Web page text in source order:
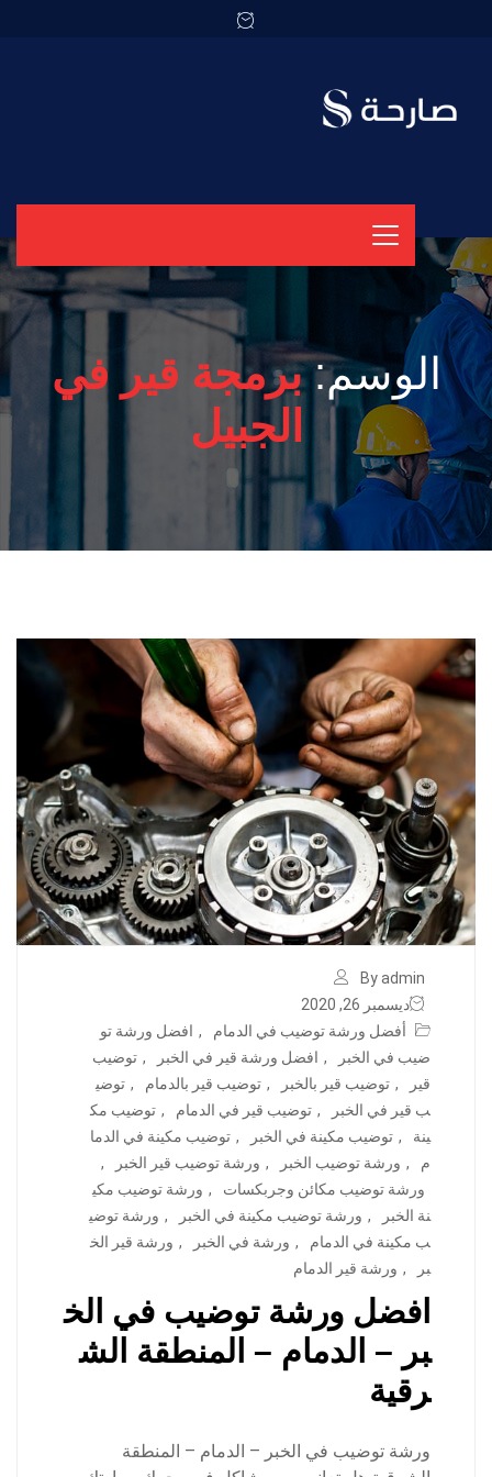
الوسم:برمجة قير في
الجبيل
By admin
ديسمبر 26, 2020
أفضل ورشة توضيب في الدمام
, افضل ورشة تو
ضيب في الخبر
, افضل ورشة قير في الخبر , توضيب
قير
, توضيب قير بالخبر , توضيب قير بالدمام , توضي
ب قير في الخبر
, توضيب قير في الدمام , توضيب مك
ينة
, توضيب مكينة في الخبر , توضيب مكينة في الدما
م
, ورشة توضيب الخبر , ورشة توضيب قير الخبر
,
ورشة توضيب مكائن وجربكسات
, ورشة توضيب مكي
نة الخبر
, ورشة توضيب مكينة في الخبر , ورشة توضي
ب مكينة في الدمام
, ورشة في الخبر , ورشة قير الخ
بر
, ورشة قير الدمام
افضل ورشة توضيب في الخ
بر – الدمام – المنطقة الش
رقية
ورشة توضيب في الخبر – الدمام – المنطقة